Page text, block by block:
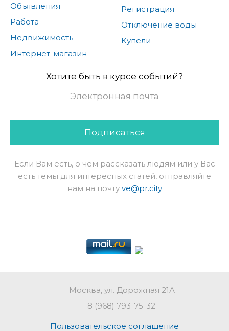
Объявления
Работа
Недвижимость
Интернет-магазин
Регистрация
Отключение воды
Купели
Хотите быть в курсе событий?
Подписаться
Если Вам есть, о чем рассказать людям или у Вас
есть темы для интересных статей, отправляйте
нам на почту ve@pr.city
Москва, ул. Дорожная 21А
8 (968) 793-75-32
Пользовательское соглашение